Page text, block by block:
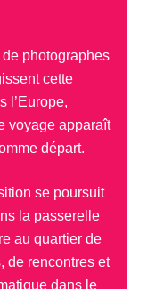
photographes
cette
l’Europe,
voyage apparaît
départ.
se poursuit
la passerelle
au quartier de
de rencontres et
dans le